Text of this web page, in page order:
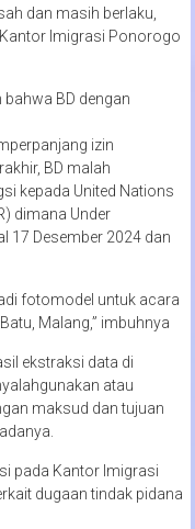
dan masih berlaku,
Imigrasi Ponorogo
BD dengan
izin
BD malah
kepada United Nations
dimana Under
17 Desember 2024 dan
fotomodel untuk acara
Malang,” imbuhnya
ekstraksi data di
atau
maksud dan tujuan
pada Kantor Imigrasi
dugaan tindak pidana